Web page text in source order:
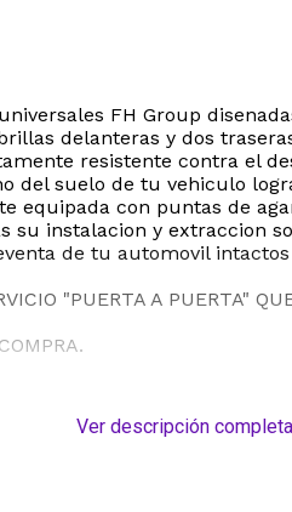
FH Group
delanteras y dos
resistente contra el
suelo de tu vehiculo
equipada con puntas de
su instalacion y extraccion
de tu automovil
"PUERTA A PUERTA"
Ver descripción completa